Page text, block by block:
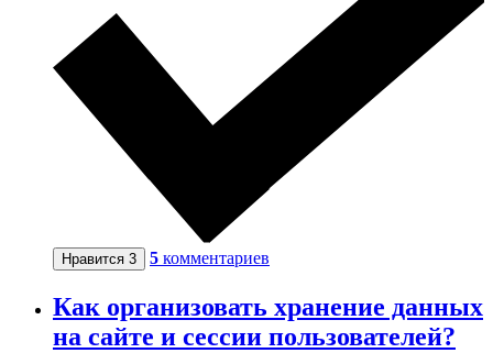
Нравится 3 5 комментариев
Как организовать хранение данных
на сайте и сессии пользователей?